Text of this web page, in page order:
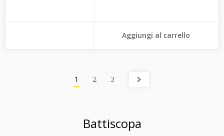
Aggiungi al carrello
1 2 3
Battiscopa